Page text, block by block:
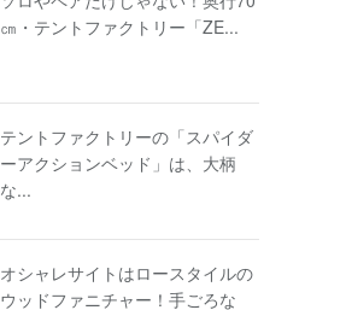
㎝・テントファクトリー「ZE...
テントファクトリーの「スパイダ
ーアクションベッド」は、大柄
な...
オシャレサイトはロースタイルの
ウッドファニチャー！手ごろな